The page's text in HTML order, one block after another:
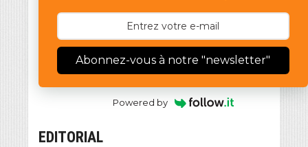
Abonnez-vous à notre "newsletter"
Powered by
EDITORIAL